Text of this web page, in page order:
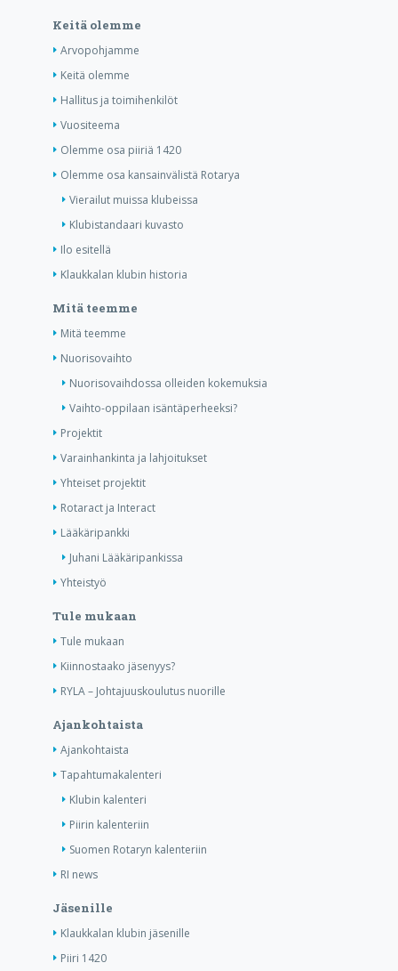
Keitä olemme
Arvopohjamme
Keitä olemme
Hallitus ja toimihenkilöt
Vuositeema
Olemme osa piiriä 1420
Olemme osa kansainvälistä Rotarya
Vierailut muissa klubeissa
Klubistandaari kuvasto
Ilo esitellä
Klaukkalan klubin historia
Mitä teemme
Mitä teemme
Nuorisovaihto
Nuorisovaihdossa olleiden kokemuksia
Vaihto-oppilaan isäntäperheeksi?
Projektit
Varainhankinta ja lahjoitukset
Yhteiset projektit
Rotaract ja Interact
Lääkäripankki
Juhani Lääkäripankissa
Yhteistyö
Tule mukaan
Tule mukaan
Kiinnostaako jäsenyys?
RYLA – Johtajuuskoulutus nuorille
Ajankohtaista
Ajankohtaista
Tapahtumakalenteri
Klubin kalenteri
Piirin kalenteriin
Suomen Rotaryn kalenteriin
RI news
Jäsenille
Klaukkalan klubin jäsenille
Piiri 1420